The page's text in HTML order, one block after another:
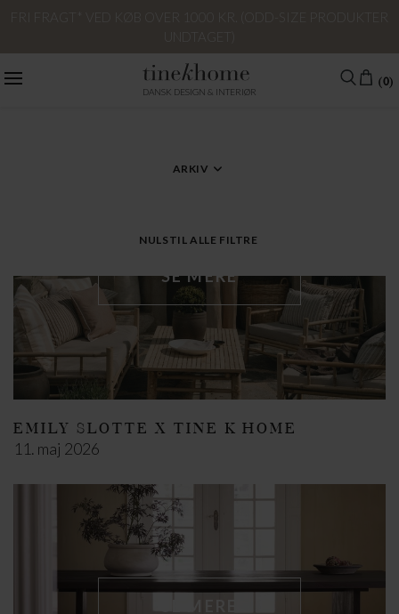
DANSK DESIGN & INTERIØR
(0)
KATEGORI
ARKIV
NULSTIL ALLE FILTRE
SE MERE
EMILY SLOTTE X TINE K HOME
11. maj 2026